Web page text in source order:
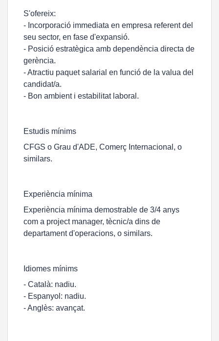
S'ofereix:
- Incorporació immediata en empresa referent del
seu sector, en fase d'expansió.
- Posició estratègica amb dependència directa de
gerència.
- Atractiu paquet salarial en funció de la valua del
candidat/a.
- Bon ambient i estabilitat laboral.
Estudis mínims
CFGS o Grau d'ADE, Comerç Internacional, o
similars.
Experiència mínima
Experiència mínima demostrable de 3/4 anys
com a project manager, tècnic/a dins de
departament d'operacions, o similars.
Idiomes mínims
- Català: nadiu.
- Espanyol: nadiu.
- Anglès: avançat.